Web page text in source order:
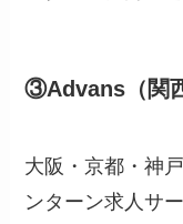
③Advans（関
大阪・京都・神
ンターン求人サ